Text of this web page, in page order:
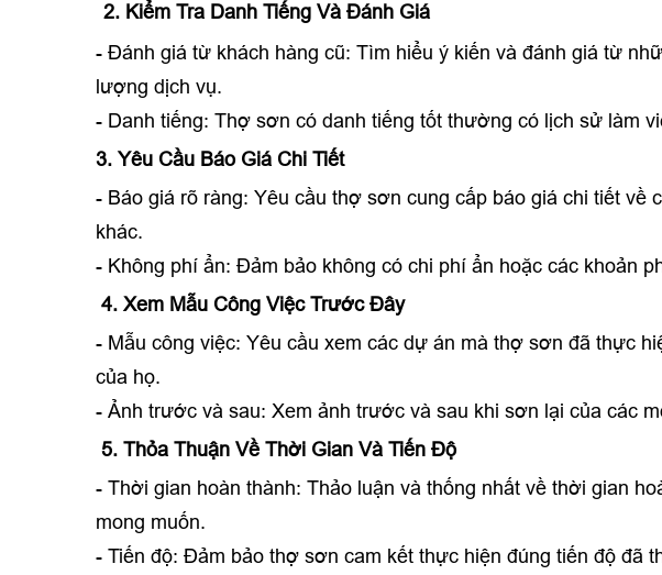
2. Kiểm Tra Danh Tiếng Và Đánh Giá
- Đánh giá từ khách hàng cũ: Tìm hiểu ý kiến và đánh giá từ
lượng dịch vụ.
- Danh tiếng: Thợ sơn có danh tiếng tốt thường có lịch sử làm
3. Yêu Cầu Báo Giá Chi Tiết
- Báo giá rõ ràng: Yêu cầu thợ sơn cung cấp báo giá chi tiết
khác.
- Không phí ẩn: Đảm bảo không có chi phí ẩn hoặc các khoản
4. Xem Mẫu Công Việc Trước Đây
- Mẫu công việc: Yêu cầu xem các dự án mà thợ sơn đã thực
của họ.
- Ảnh trước và sau: Xem ảnh trước và sau khi sơn lại của các
5. Thỏa Thuận Về Thời Gian Và Tiến Độ
- Thời gian hoàn thành: Thảo luận và thống nhất về thời gian
mong muốn.
- Tiến độ: Đảm bảo thợ sơn cam kết thực hiện đúng tiến độ đã